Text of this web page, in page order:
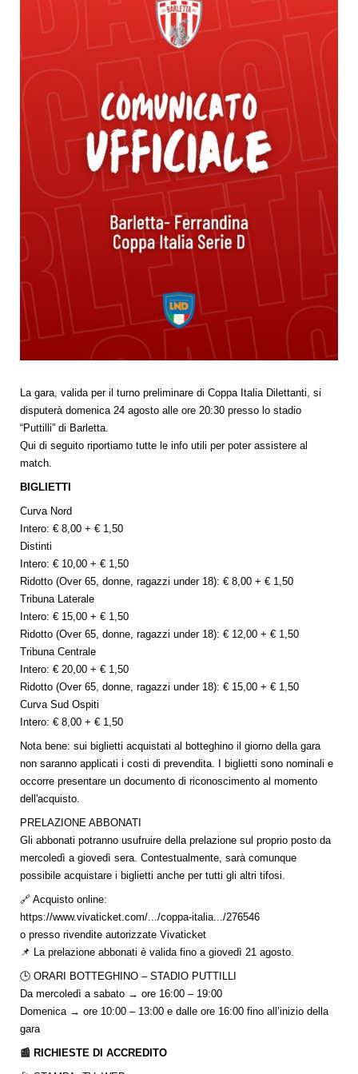
La gara, valida per il turno preliminare di Coppa Italia Dilettanti, si
disputerà domenica 24 agosto alle ore 20:30 presso lo stadio
“Puttilli” di Barletta.
Qui di seguito riportiamo tutte le info utili per poter assistere al
match.
BIGLIETTI
Curva Nord
Intero: € 8,00 + € 1,50
Distinti
Intero: € 10,00 + € 1,50
Ridotto (Over 65, donne, ragazzi under 18): € 8,00 + € 1,50
Tribuna Laterale
Intero: € 15,00 + € 1,50
Ridotto (Over 65, donne, ragazzi under 18): € 12,00 + € 1,50
Tribuna Centrale
Intero: € 20,00 + € 1,50
Ridotto (Over 65, donne, ragazzi under 18): € 15,00 + € 1,50
Curva Sud Ospiti
Intero: € 8,00 + € 1,50
Nota bene: sui biglietti acquistati al botteghino il giorno della gara
non saranno applicati i costi di prevendita. I biglietti sono nominali e
occorre presentare un documento di riconoscimento al momento
dell'acquisto.
PRELAZIONE ABBONATI
Gli abbonati potranno usufruire della prelazione sul proprio posto da
mercoledì a giovedì sera. Contestualmente, sarà comunque
possibile acquistare i biglietti anche per tutti gli altri tifosi.
🔗 Acquisto online:
https://www.vivaticket.com/.../coppa-italia.../276546
o presso rivendite autorizzate Vivaticket
📌 La prelazione abbonati è valida fino a giovedì 21 agosto.
🕒 ORARI BOTTEGHINO – STADIO PUTTILLI
Da mercoledì a sabato → ore 16:00 – 19:00
Domenica → ore 10:00 – 13:00 e dalle ore 16:00 fino all’inizio della
gara
📰 RICHIESTE DI ACCREDITO